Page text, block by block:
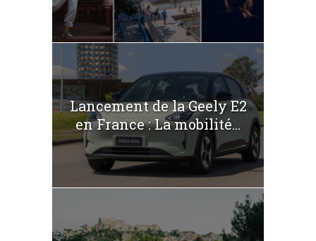
Lancement de la Geely E2
en France : La mobilité...